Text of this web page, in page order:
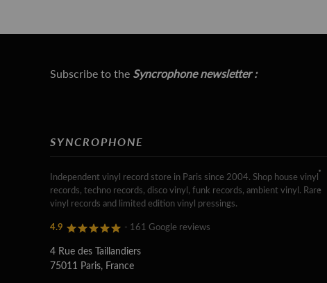
Subscribe to the Syncrophone newsletter :
SYNCROPHONE
Independent vinyl record store in Paris since 2004. Shop house vinyl
records, techno records, disco vinyl, funk records, ambient vinyl. Rare
vinyl records and limited edition vinyl pressings.
4.9 - 161 Google reviews
4 Rue des Taillandiers
75011 Paris, France